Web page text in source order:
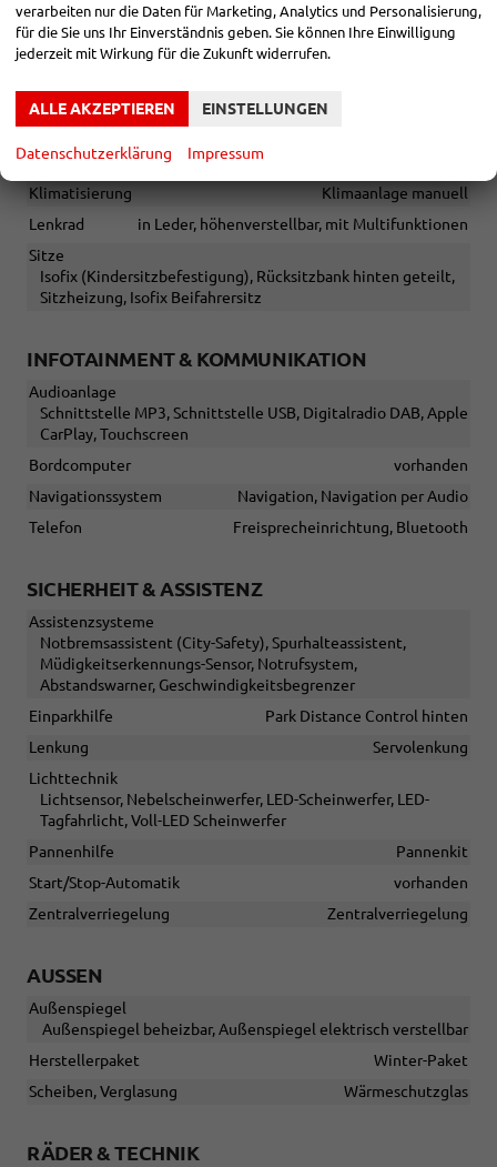
Sonstiges
Irrtümer vorbehalten
INNEN
Fensterheber
Gepäckraumabtrennung
Klimatisierung
Klimaanlage manuell
Lenkrad
in Leder, höhenverstellbar, mit Multifunktionen
Sitze
Isofix (Kindersitzbefestigung), Rücksitzbank hinten geteilt,
Sitzheizung, Isofix Beifahrersitz
INFOTAINMENT & KOMMUNIKATION
Audioanlage
Schnittstelle MP3, Schnittstelle USB, Digitalradio DAB, Apple
CarPlay, Touchscreen
Bordcomputer
vorhanden
Navigationssystem
Navigation, Navigation per Audio
Telefon
Freisprecheinrichtung, Bluetooth
SICHERHEIT & ASSISTENZ
Assistenzsysteme
Notbremsassistent (City-Safety), Spurhalteassistent,
Müdigkeitserkennungs-Sensor, Notrufsystem,
Abstandswarner, Geschwindigkeitsbegrenzer
Einparkhilfe
Park Distance Control hinten
Lenkung
Servolenkung
Lichttechnik
Lichtsensor, Nebelscheinwerfer, LED-Scheinwerfer, LED-
Tagfahrlicht, Voll-LED Scheinwerfer
Pannenhilfe
Pannenkit
Start/Stop-Automatik
vorhanden
Zentralverriegelung
Zentralverriegelung
AUSSEN
Außenspiegel
Außenspiegel beheizbar, Außenspiegel elektrisch verstellbar
Herstellerpaket
Winter-Paket
Scheiben, Verglasung
Wärmeschutzglas
RÄDER & TECHNIK
verarbeiten nur die Daten für Marketing, Analytics und Personalisierung,
für die Sie uns Ihr Einverständnis geben. Sie können Ihre Einwilligung
jederzeit mit Wirkung für die Zukunft widerrufen.
ALLE AKZEPTIEREN EINSTELLUNGEN
Datenschutzerklärung Impressum